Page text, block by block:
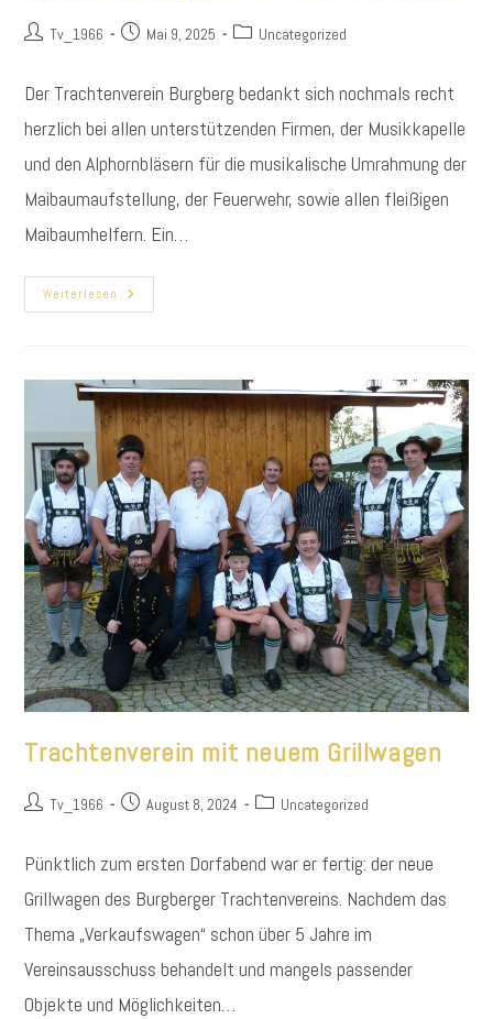
Beitrags-Tv_1966
BeitragMai 9, 2025
Beitrags-Uncategorized
Der Trachtenverein Burgberg bedankt sich nochmals recht
herzlich bei allen unterstützenden Firmen, der Musikkapelle
und den Alphornbläsern für die musikalische Umrahmung der
Maibaumaufstellung, der Feuerwehr, sowie allen fleißigen
Maibaumhelfern. Ein…
Weiterlesen „Vergealt
´s
Beim
Maibaumaufstellen
Trachtenverein mit neuem Grillwagen
Beitrags-Tv_1966
BeitragAugust 8, 2024
Beitrags-Uncategorized
Pünktlich zum ersten Dorfabend war er fertig: der neue
Grillwagen des Burgberger Trachtenvereins. Nachdem das
Thema „Verkaufswagen“ schon über 5 Jahre im
Vereinsausschuss behandelt und mangels passender
Objekte und Möglichkeiten…